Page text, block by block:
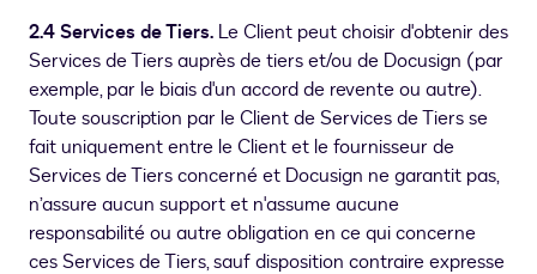
2.4 Services de Tiers. Le Client peut choisir d'obtenir des
Services de Tiers auprès de tiers et/ou de Docusign (par
exemple, par le biais d'un accord de revente ou autre).
Toute souscription par le Client de Services de Tiers se
fait uniquement entre le Client et le fournisseur de
Services de Tiers concerné et Docusign ne garantit pas,
n’assure aucun support et n'assume aucune
responsabilité ou autre obligation en ce qui concerne
ces Services de Tiers, sauf disposition contraire expresse